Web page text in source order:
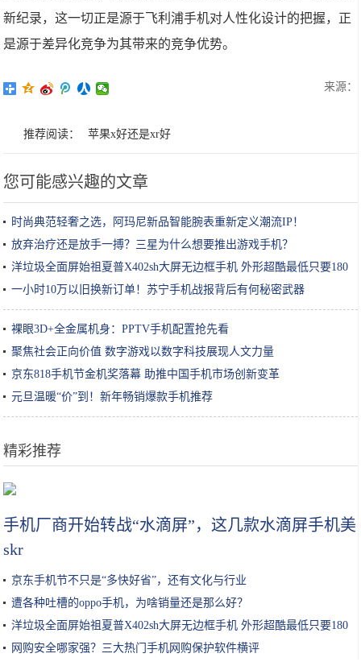
新纪录，这一切正是源于飞利浦手机对人性化设计的把握，正
是源于差异化竞争为其带来的竞争优势。
来源：
推荐阅读： 苹果x好还是xr好
您可能感兴趣的文章
时尚典范轻奢之选，阿玛尼新品智能腕表重新定义潮流IP！
放弃治疗还是放手一搏？三星为什么想要推出游戏手机？
洋垃圾全面屏始祖夏普X402sh大屏无边框手机 外形超酷最低只要180
一小时10万以旧换新订单！苏宁手机战报背后有何秘密武器
裸眼3D+全金属机身：PPTV手机配置抢先看
聚焦社会正向价值 数字游戏以数字科技展现人文力量
京东818手机节金机奖落幕 助推中国手机市场创新变革
元旦温暖“价”到！新年畅销爆款手机推荐
精彩推荐
手机厂商开始转战“水滴屏”，这几款水滴屏手机美
skr
京东手机节不只是“多快好省”，还有文化与行业
遭各种吐槽的oppo手机，为啥销量还是那么好？
洋垃圾全面屏始祖夏普X402sh大屏无边框手机 外形超酷最低只要180
网购安全哪家强？三大热门手机网购保护软件横评